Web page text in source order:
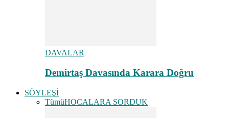
DAVALAR
Demirtaş Davasında Karara Doğru
SÖYLEŞİ
TümüHOCALARA SORDUK